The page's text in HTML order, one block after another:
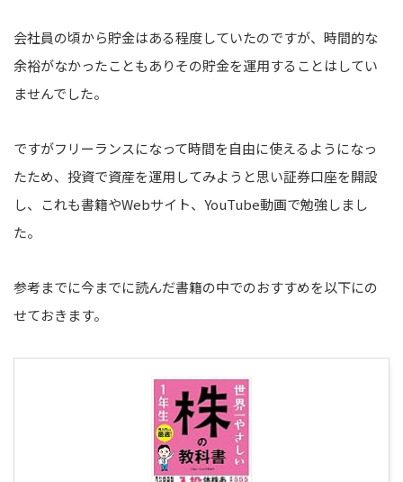
会社員の頃から貯金はある程度していたのですが、時間的な
余裕がなかったこともありその貯金を運用することはしてい
ませんでした。
ですがフリーランスになって時間を自由に使えるようになっ
たため、投資で資産を運用してみようと思い証券口座を開設
し、これも書籍やWebサイト、YouTube動画で勉強しまし
た。
参考までに今までに読んだ書籍の中でのおすすめを以下にの
せておきます。